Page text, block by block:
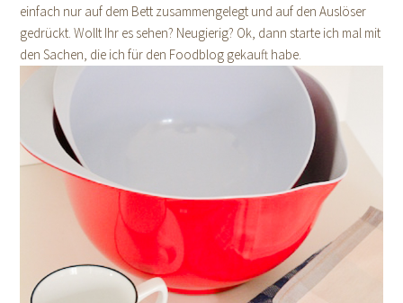
einfach nur auf dem Bett zusammengelegt und auf den Auslöser
gedrückt. Wollt Ihr es sehen? Neugierig? Ok, dann starte ich mal mit
den Sachen, die ich für den Foodblog gekauft habe.